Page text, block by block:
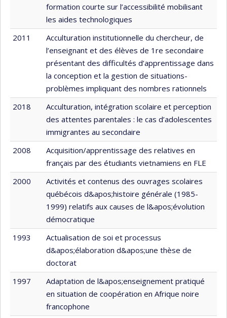
formation courte sur l’accessibilité mobilisant
les aides technologiques
2011
Acculturation institutionnelle du chercheur, de
l’enseignant et des élèves de 1re secondaire
présentant des difficultés d’apprentissage dans
la conception et la gestion de situations-
problèmes impliquant des nombres rationnels
2018
Acculturation, intégration scolaire et perception
des attentes parentales : le cas d’adolescentes
immigrantes au secondaire
2008
Acquisition/apprentissage des relatives en
français par des étudiants vietnamiens en FLE
2000
Activités et contenus des ouvrages scolaires
québécois d&apos;histoire générale (1985-
1999) relatifs aux causes de l&apos;évolution
démocratique
1993
Actualisation de soi et processus
d&apos;élaboration d&apos;une thèse de
doctorat
1997
Adaptation de l&apos;enseignement pratiqué
en situation de coopération en Afrique noire
francophone